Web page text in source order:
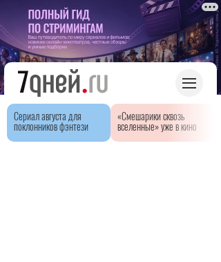
Сериал августа для
поклонников фэнтези
«Смешарики сквозь
вселенные» уже в кино